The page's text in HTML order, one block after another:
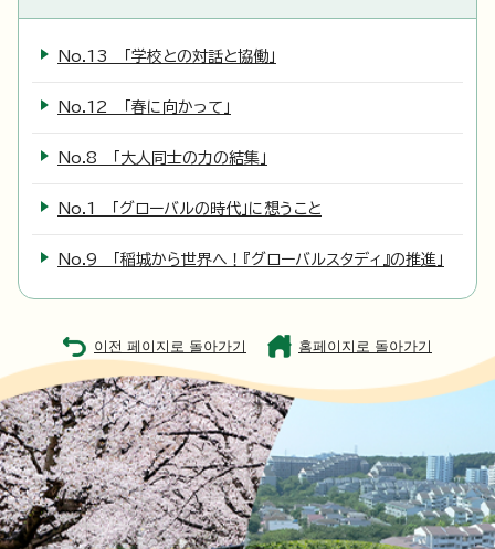
No.13 「学校との対話と協働」
No.12 「春に向かって」
No.8 「大人同士の力の結集」
No.1 「グローバルの時代」に想うこと
No.9 「稲城から世界へ！『グローバルスタディ』の推進」
이전 페이지로 돌아가기 홈페이지로 돌아가기